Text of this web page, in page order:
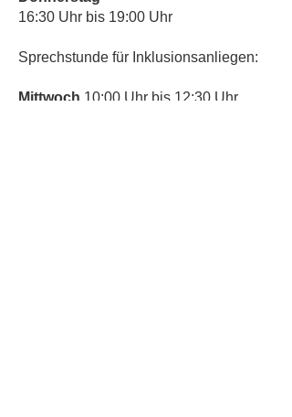
16:30 Uhr bis 19:00 Uhr
Sprechstunde für Inklusionsanliegen:
Mittwoch 10:00 Uhr bis 12:30 Uhr